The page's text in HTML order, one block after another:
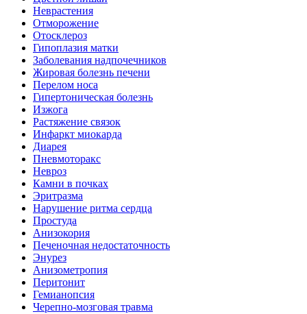
Неврастения
Отморожение
Отосклероз
Гипоплазия матки
Заболевания надпочечников
Жировая болезнь печени
Перелом носа
Гипертоническая болезнь
Изжога
Растяжение связок
Инфаркт миокарда
Диарея
Пневмоторакс
Невроз
Камни в почках
Эритразма
Нарушение ритма сердца
Простуда
Анизокория
Печеночная недостаточность
Энурез
Анизометропия
Перитонит
Гемианопсия
Черепно-мозговая травма